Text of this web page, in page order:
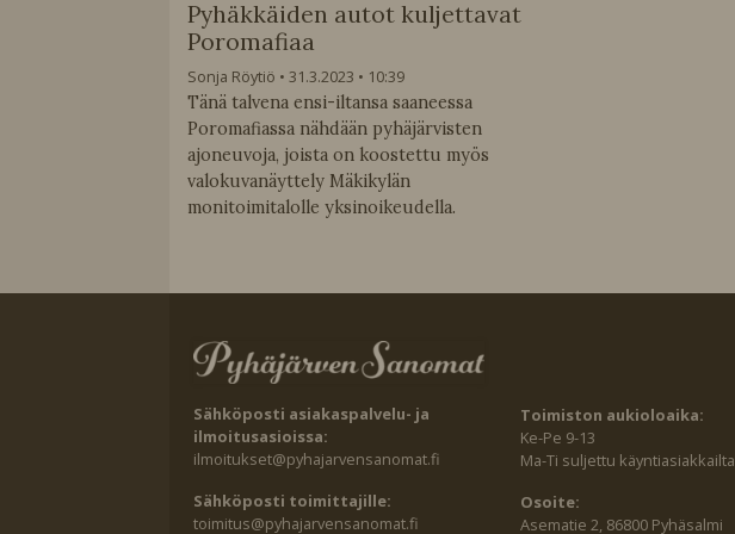
Pyhäkkäiden autot kuljettavat
Poromafiaa
Sonja Röytiö 31.3.2023
10:39
Tänä talvena ensi-iltansa saaneessa
Poromafiassa nähdään pyhäjärvisten
ajoneuvoja, joista on koostettu myös
valokuvanäyttely Mäkikylän
monitoimitalolle yksinoikeudella.
Sähköposti asiakaspalvelu- ja
ilmoitusasioissa:
ilmoitukset@pyhajarvensanomat.fi
Sähköposti toimittajille:
toimitus@pyhajarvensanomat.fi
Toimiston aukioloaika:
Ke-Pe 9-13
Ma-Ti suljettu käyntiasiakkailta
Osoite:
Asematie 2, 86800 Pyhäsalmi